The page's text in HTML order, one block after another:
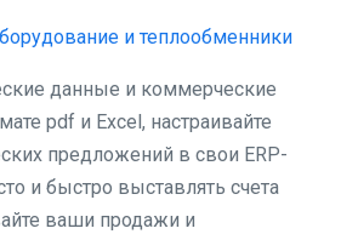
и теплообменники
данные и коммерческие
pdf и Excel, настраивайте
предложений в свои ERP-
и быстро выставлять счета
ваши продажи и